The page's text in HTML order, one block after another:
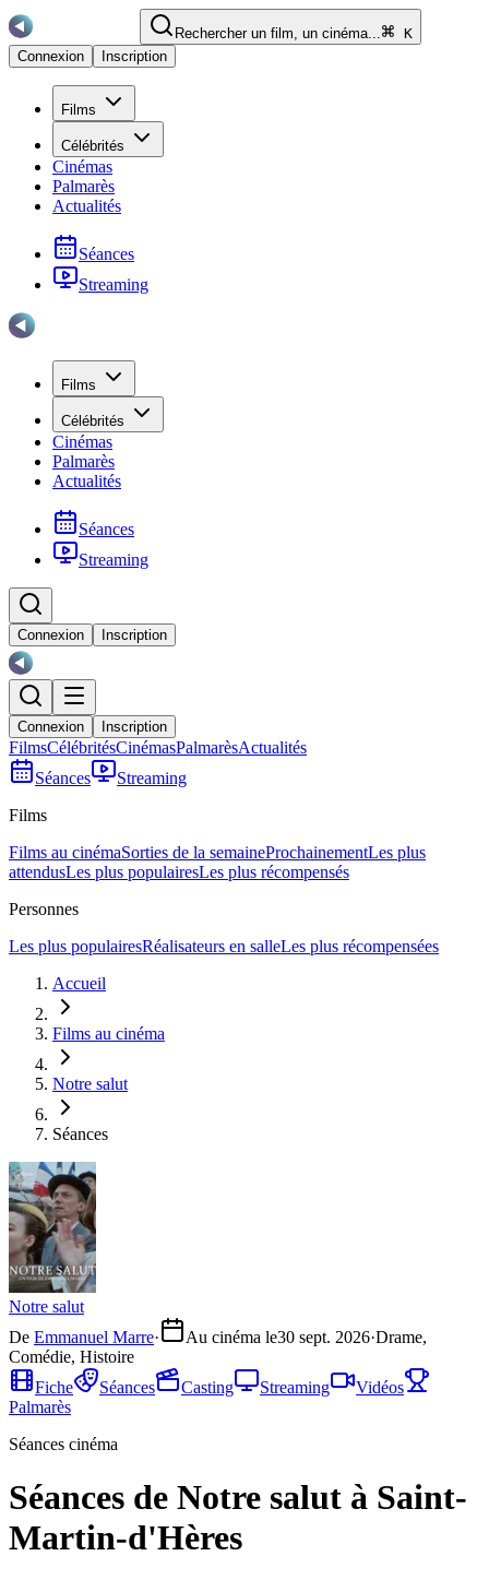
Rechercher un film, un cinéma...
K
Connexion
Inscription
Films
Célébrités
Cinémas
Palmarès
Actualités
Séances
Streaming
Films
Célébrités
Cinémas
Palmarès
Actualités
Séances
Streaming
Connexion Inscription
Connexion Inscription
FilmsCélébritésCinémasPalmarèsActualités
Séances
Streaming
Films
Films au cinémaSorties de la semaineProchainementLes plus
attendusLes plus populairesLes plus récompensés
Personnes
Les plus populairesRéalisateurs en salleLes plus récompensées
Accueil
Films au cinéma
Notre salut
Séances
Notre salut
De Emmanuel Marre· Au cinéma le30 sept. 2026·Drame,
Comédie, Histoire
Fiche
Séances Casting Streaming
Vidéos
Palmarès
Séances cinéma
Séances de Notre salut à Saint-
Martin-d'Hères